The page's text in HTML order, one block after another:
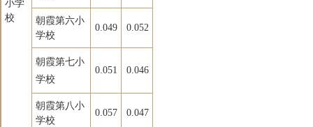
小学
校
朝霞第六小
学校
0.049 0.052
朝霞第七小
学校
0.051 0.046
朝霞第八小
学校
0.057 0.047